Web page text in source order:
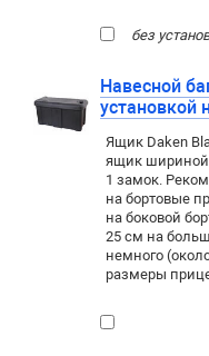
без
Навесной
установкой
Ящик Daken
ящик шириной
1 замок.
на бортовые
на боковой
25 см на
немного
размеры